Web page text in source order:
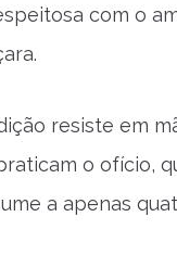
com o
resiste em
o ofício,
a apenas